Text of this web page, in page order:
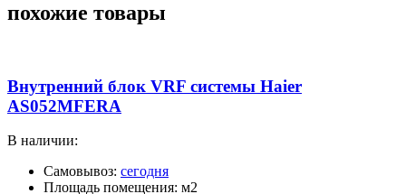
похожие товары
Внутренний блок VRF системы Haier
AS052MFERA
В наличии:
Самовывоз: сегодня
Площадь помещения: м2